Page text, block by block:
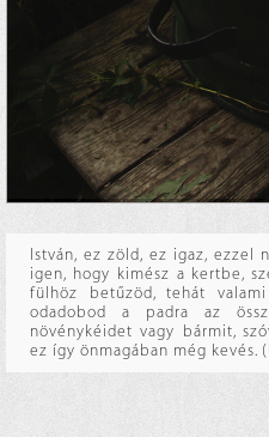
István, ez zöld, ez igaz, ezzel
igen, hogy kimész a kertbe,
fülhöz betűzöd, tehát
odadobod a padra az
növénykéidet vagy bármit,
ez így önmagában még kevés.